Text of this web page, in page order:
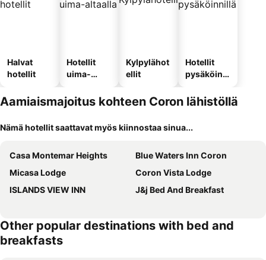
Halvat
hotellit
Hotellit
uima-
Kylpylähot
ellit
Hotellit
pysäköinni
Aamiaismajoitus kohteen Coron lähistöllä
Nämä hotellit saattavat myös kiinnostaa sinua...
Casa Montemar Heights
Blue Waters Inn Coron
Micasa Lodge
Coron Vista Lodge
ISLANDS VIEW INN
J&j Bed And Breakfast
Other popular destinations with bed and
breakfasts